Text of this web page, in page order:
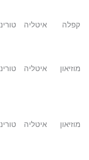
איטליה טורינו
איטליה טורינו
איטליה טורינו